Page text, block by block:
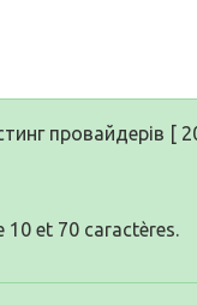
провайдерів [
et 70 caractères.